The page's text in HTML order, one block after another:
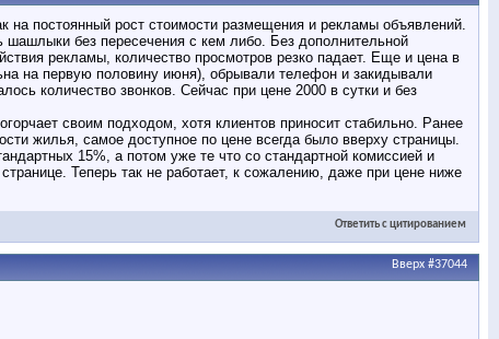
постоянный рост стоимости размещения и рекламы объявлений.
шашлыки без пересечения с кем либо. Без дополнительной
рекламы, количество просмотров резко падает. Еще и цена в
на первую половину июня), обрывали телефон и закидывали
количество звонков. Сейчас при цене 2000 в сутки и без
своим подходом, хотя клиентов приносит стабильно. Ранее
жилья, самое доступное по цене всегда было вверху страницы.
15%, а потом уже те что со стандартной комиссией и
Теперь так не работает, к сожалению, даже при цене ниже
Ответить с цитированием
Вверх #37044